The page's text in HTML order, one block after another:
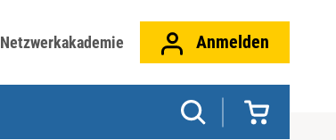
Netzwerkakademie Anmelden